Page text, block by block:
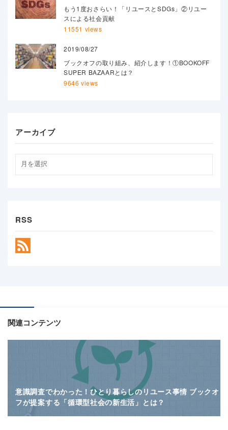
もう1度おさらい！「リユースとSDGs」②リユー
スによる社会貢献
11551 views
2019/08/27
ブックオフの取り組み、紹介します！①BOOKOFF
SUPER BAZAARとは？
9646 views
アーカイブ
RSS
関連コンテンツ
意識調査でわかった！ひとり暮らしのリユース事情 ブックオ
フが提案する「循環型社会の新生活」とは？